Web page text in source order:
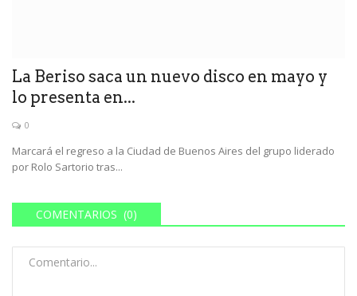
La Beriso saca un nuevo disco en mayo y
lo presenta en...
0
Marcará el regreso a la Ciudad de Buenos Aires del grupo liderado
por Rolo Sartorio tras...
COMENTARIOS (0)